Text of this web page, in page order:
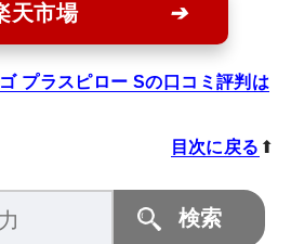
天市場
プラスピロー Sの口コミ評判は
目次に戻る ⬆